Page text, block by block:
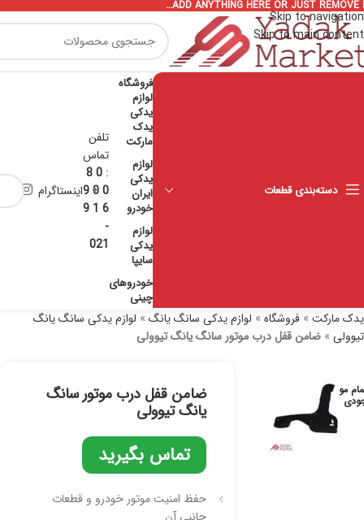
Skip to navigation
Skip to main content
ADD ANYTHING HERE OR JUST REMOVE
دسته‌بندی قطعات
فروشگاه
لوازم
یدکی
یدک
مارکت
لوازم
یدکی
ایران
خودرو
لوازم
یدکی
سایپا
خودروهای
چینی
تلفن
تماس
:
0 8
0 0 9
6 1 9
-
021
اینستاگرام
یدک مارکت» فروشگاه» لوازم یدکی سانگ یانگ» لوازم یدکی سانگ یانگ
تیوولی» ضامن قفل درب موتور سانگ یانگ تیوولی
مو ضامن قفل درب موتور سانگ
یانگ تیوولی
تماس بگیرید
حفظ امنیت موتور خودرو و قطعات